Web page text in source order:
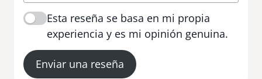
Esta reseña se basa en mi propia
experiencia y es mi opinión genuina.
Enviar una reseña